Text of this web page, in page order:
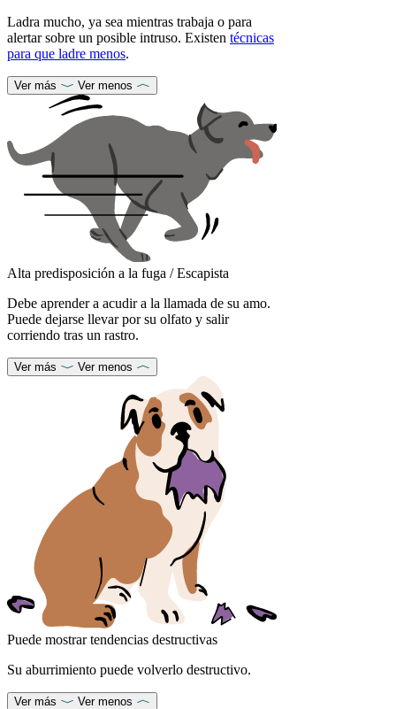
Ladra mucho, ya sea mientras trabaja o para
alertar sobre un posible intruso. Existen técnicas
para que ladre menos.
Ver más Ver menos
Alta predisposición a la fuga / Escapista
Debe aprender a acudir a la llamada de su amo.
Puede dejarse llevar por su olfato y salir
corriendo tras un rastro.
Ver más Ver menos
Puede mostrar tendencias destructivas
Su aburrimiento puede volverlo destructivo.
Ver más Ver menos